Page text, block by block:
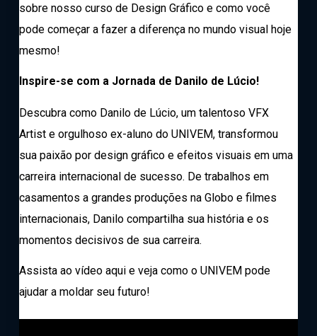
sobre nosso curso de Design Gráfico e como você
pode começar a fazer a diferença no mundo visual hoje
mesmo!
Inspire-se com a Jornada de Danilo de Lúcio!
Descubra como Danilo de Lúcio, um talentoso VFX
Artist e orgulhoso ex-aluno do UNIVEM, transformou
sua paixão por design gráfico e efeitos visuais em uma
carreira internacional de sucesso. De trabalhos em
casamentos a grandes produções na Globo e filmes
internacionais, Danilo compartilha sua história e os
momentos decisivos de sua carreira.
Assista ao vídeo aquie veja como o UNIVEM pode
ajudar a moldar seu futuro!